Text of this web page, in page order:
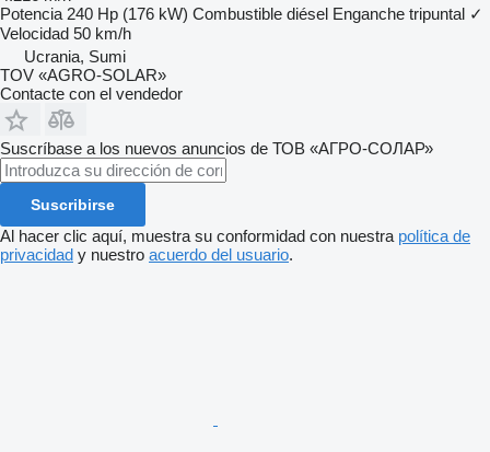
Potencia 240 Hp (176 kW) Combustible diésel Enganche tripuntal ✓
Velocidad 50 km/h
Ucrania, Sumi
TOV «AGRO-SOLAR»
Contacte con el vendedor
Suscríbase a los nuevos anuncios de ТОВ «АГРО-СОЛАР»
Suscribirse
Al hacer clic aquí, muestra su conformidad con nuestra política de
privacidad y nuestro acuerdo del usuario.